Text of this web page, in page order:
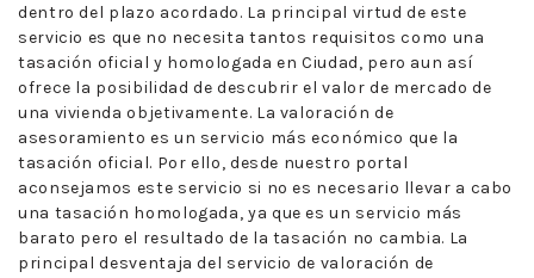
dentro del plazo acordado. La principal virtud de este
servicio es que no necesita tantos requisitos como una
tasación oficial y homologada en Ciudad, pero aun así
ofrece la posibilidad de descubrir el valor de mercado de
una vivienda objetivamente. La valoración de
asesoramiento es un servicio más económico que la
tasación oficial. Por ello, desde nuestro portal
aconsejamos este servicio si no es necesario llevar a cabo
una tasación homologada, ya que es un servicio más
barato pero el resultado de la tasación no cambia. La
principal desventaja del servicio de valoración de